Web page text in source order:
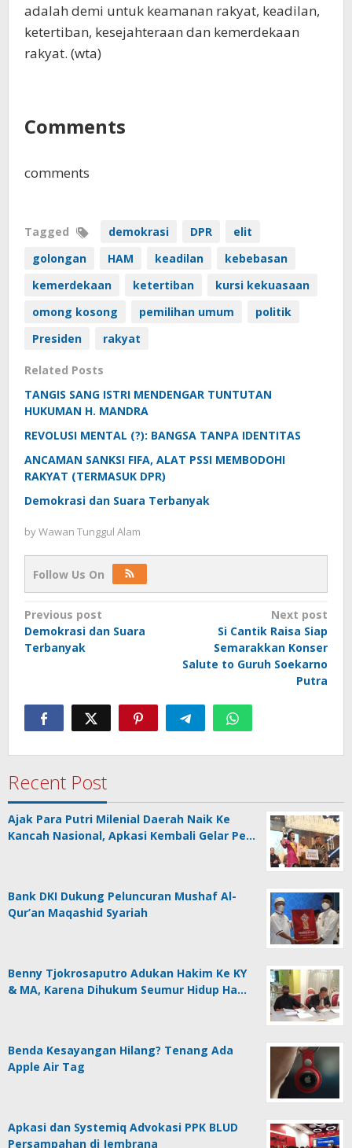
adalah demi untuk keamanan rakyat, keadilan,
ketertiban, kesejahteraan dan kemerdekaan
rakyat. (wta)
Comments
comments
Tagged demokrasi DPR
elit
golongan
HAM keadilan
kebebasan
kemerdekaan
ketertiban
kursi kekuasaan
omong kosong
pemilihan umum
politik
Presiden
rakyat
Related Posts
TANGIS SANG ISTRI MENDENGAR TUNTUTAN
HUKUMAN H. MANDRA
REVOLUSI MENTAL (?): BANGSA TANPA IDENTITAS
ANCAMAN SANKSI FIFA, ALAT PSSI MEMBODOHI
RAKYAT (TERMASUK DPR)
Demokrasi dan Suara Terbanyak
byWawan Tunggul Alam
Follow Us On
Post
navigation
Previous post
Demokrasi dan Suara
Terbanyak
Next post
Si Cantik Raisa Siap
Semarakkan Konser
Salute to Guruh Soekarno
Putra
Recent Post
Ajak Para Putri Milenial Daerah Naik Ke
Kancah Nasional, Apkasi Kembali Gelar Pe…
Bank DKI Dukung Peluncuran Mushaf Al-
Qur’an Maqashid Syariah
Benny Tjokrosaputro Adukan Hakim Ke KY
& MA, Karena Dihukum Seumur Hidup Ha…
Benda Kesayangan Hilang? Tenang Ada
Apple Air Tag
Apkasi dan Systemiq Advokasi PPK BLUD
Persampahan di Jembrana